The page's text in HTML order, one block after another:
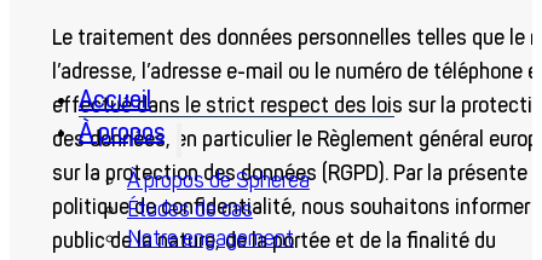
Accueil
À propos
À propos de Spherea
Études de cas
Notre engagement
Le traitement des données personnelles telles que le
l’adresse, l’adresse e-mail ou le numéro de téléphone
effectué dans le strict respect des lois sur la
des données, en particulier le Règlement général
sur la protection des données (RGPD). Par la présente
politique de confidentialité, nous souhaitons informer
public de la nature, de la portée et de la finalité du